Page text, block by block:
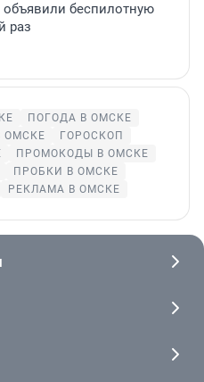
беспилотную
раз
ПОГОДА В ОМСКЕ
ОМСКЕ
ГОРОСКОП
ПРОМОКОДЫ В ОМСКЕ
ПРОБКИ В ОМСКЕ
РЕКЛАМА В ОМСКЕ